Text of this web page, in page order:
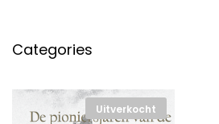
Categories
Uitverkocht